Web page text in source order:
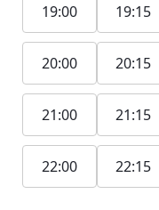
19:00 19:15
20:00 20:15
21:00 21:15
22:00 22:15